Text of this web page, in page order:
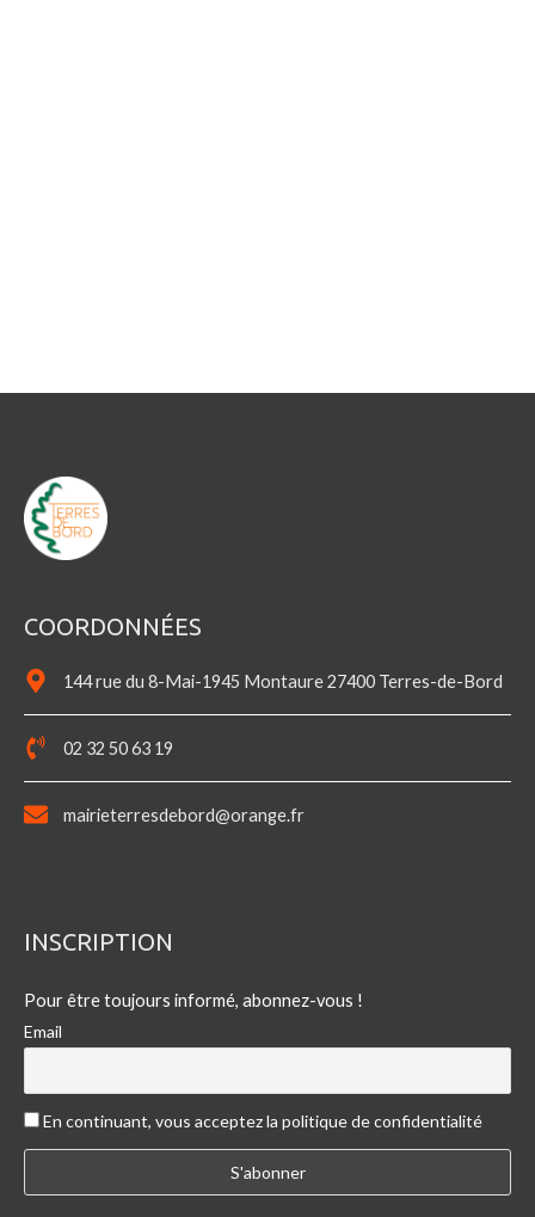
COORDONNÉES
144 rue du 8-Mai-1945 Montaure 27400 Terres-de-Bord
02 32 50 63 19
mairieterresdebord@orange.fr
INSCRIPTION
Pour être toujours informé, abonnez-vous !
Email
En continuant, vous acceptez la politique de confidentialité